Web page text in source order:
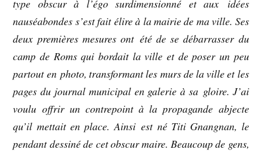
type obscur à l’égo surdimensionné et aux idées
nauséabondes s’est fait élire à la mairie de ma ville. Ses
deux premières mesures ont été de se débarrasser du
camp de Roms qui bordait la ville et de poser un peu
partout en photo, transformant les murs de la ville et les
pages du journal municipal en galerie à sa gloire. J’ai
voulu offrir un contrepoint à la propagande abjecte
qu’il mettait en place. Ainsi est né Titi Gnangnan, le
pendant dessiné de cet obscur maire. Beaucoup de gens,